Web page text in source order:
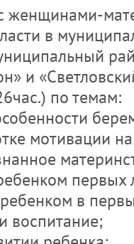
женщинами-
в
и
по темам:
мотивации
первых
в
воспитание;